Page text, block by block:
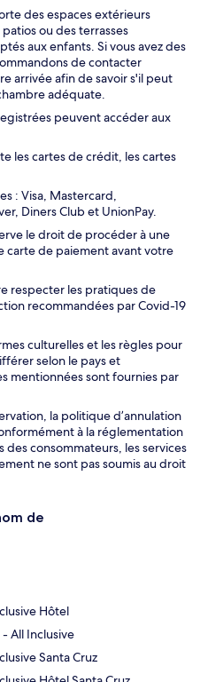
des espaces extérieurs
ou des terrasses
aux enfants. Si vous avez des
de contacter
arrivée afin de savoir s'il peut
adéquate.
peuvent accéder aux
les cartes de crédit, les cartes
: Visa, Mastercard,
Diners Club et UnionPay.
le droit de procéder à une
carte de paiement avant votre
respecter les pratiques de
recommandées par Covid-19
culturelles et les règles pour
selon le pays et
mentionnées sont fournies par
la politique d’annulation
à la réglementation
consommateurs, les services
ne sont pas soumis au droit
de
Hôtel
All Inclusive
Santa Cruz